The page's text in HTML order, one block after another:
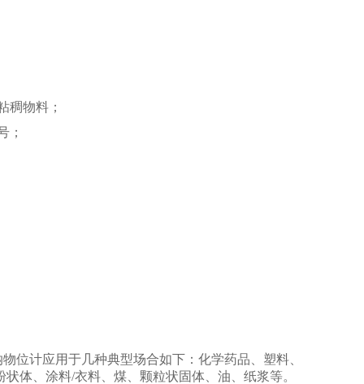
稠物料；
；
位计应用于几种典型场合如下：化学药品、塑料、
体、涂料/衣料、煤、颗粒状固体、油、纸浆等。